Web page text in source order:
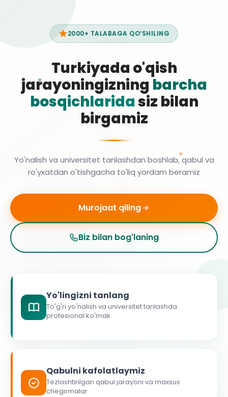
2000+ TALABAGA QO‘SHILING
Turkiyada o'qish
jarayoningizning barcha
bosqichlaridasiz bilan
birgamiz
Yo'nalish va universitet tanlashdan boshlab, qabul va
ro'yxatdan o'tishgacha to'liq yordam beramiz
Murojaat qiling
Biz bilan bog'laning
Yo'lingizni tanlang
To'g'ri yo'nalish va universitet tanlashda
profesional ko'mak
Qabulni kafolatlaymiz
Tezlashtirilgan qabul jarayoni va maxsus
chegirmalar